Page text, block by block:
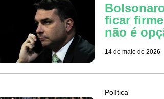
ficar
não é
14 de maio de 2026
Política